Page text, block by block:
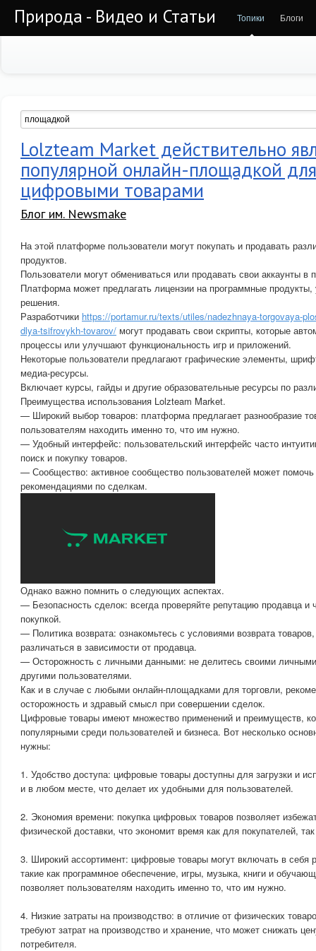
Природа - Видео и Статьи Топики Блоги
Lolzteam Market действительно
популярной онлайн-площадкой
цифровыми товарами
Блог им. Newsmake
На этой платформе пользователи могут покупать и продавать
продуктов.
Пользователи могут обмениваться или продавать свои аккаунты в
Платформа может предлагать лицензии на программные
решения.
Разработчики https://portamur.ru/texts/utiles/nadezhnaya-torgovaya-
dlya-tsifrovykh-tovarov/ могут продавать свои скрипты, которые
процессы или улучшают функциональность игр и приложений.
Некоторые пользователи предлагают графические элементы,
медиа-ресурсы.
Включает курсы, гайды и другие образовательные ресурсы по
Преимущества использования Lolzteam Market.
— Широкий выбор товаров: платформа предлагает разнообразие
пользователям находить именно то, что им нужно.
— Удобный интерфейс: пользовательский интерфейс часто
поиск и покупку товаров.
— Сообщество: активное сообщество пользователей может
рекомендациями по сделкам.
Однако важно помнить о следующих аспектах.
— Безопасность сделок: всегда проверяйте репутацию продавца и
покупкой.
— Политика возврата: ознакомьтесь с условиями возврата товаров,
различаться в зависимости от продавца.
— Осторожность с личными данными: не делитесь своими
другими пользователями.
Как и в случае с любыми онлайн-площадками для торговли,
осторожность и здравый смысл при совершении сделок.
Цифровые товары имеют множество применений и преимуществ,
популярными среди пользователей и бизнеса. Вот несколько
нужны:
1. Удобство доступа: цифровые товары доступны для загрузки и
и в любом месте, что делает их удобными для пользователей.
2. Экономия времени: покупка цифровых товаров позволяет
физической доставки, что экономит время как для покупателей,
3. Широкий ассортимент: цифровые товары могут включать в себя
такие как программное обеспечение, игры, музыка, книги и
позволяет пользователям находить именно то, что им нужно.
4. Низкие затраты на производство: в отличие от физических
требуют затрат на производство и хранение, что может снижать
потребителя.